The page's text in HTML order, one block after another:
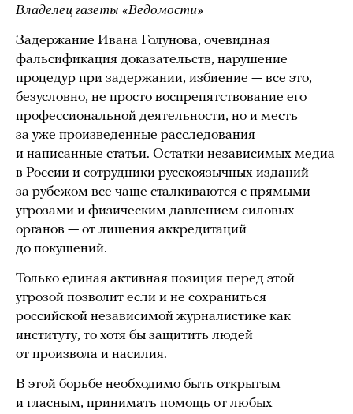
Владелец газеты «Ведомости»
Задержание Ивана Голунова, очевидная
фальсификация доказательств, нарушение
процедур при задержании, избиение — все это,
безусловно, не просто воспрепятствование его
профессиональной деятельности, но и месть
за уже произведенные расследования
и написанные статьи. Остатки независимых медиа
в России и сотрудники русскоязычных изданий
за рубежом все чаще сталкиваются с прямыми
угрозами и физическим давлением силовых
органов — от лишения аккредитаций
до покушений.
Только единая активная позиция перед этой
угрозой позволит если и не сохраниться
российской независимой журналистике как
институту, то хотя бы защитить людей
от произвола и насилия.
В этой борьбе необходимо быть открытым
и гласным, принимать помощь от любых